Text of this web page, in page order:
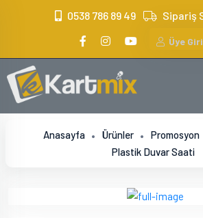
0538 786 89 49 Sipariş
Üye
Anasayfa Ürünler Promosyon
Plastik Duvar Saati